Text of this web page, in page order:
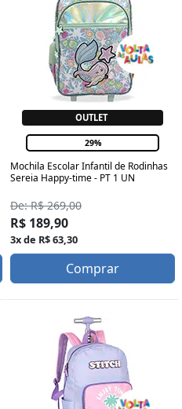
OUTLET
29%
Mochila Escolar Infantil de Rodinhas
Sereia Happy-time - PT 1 UN
De: R$ 269,00
R$ 189,90
3x de R$ 63,30
Comprar